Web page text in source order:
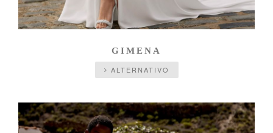
GIMENA
ALTERNATIVO